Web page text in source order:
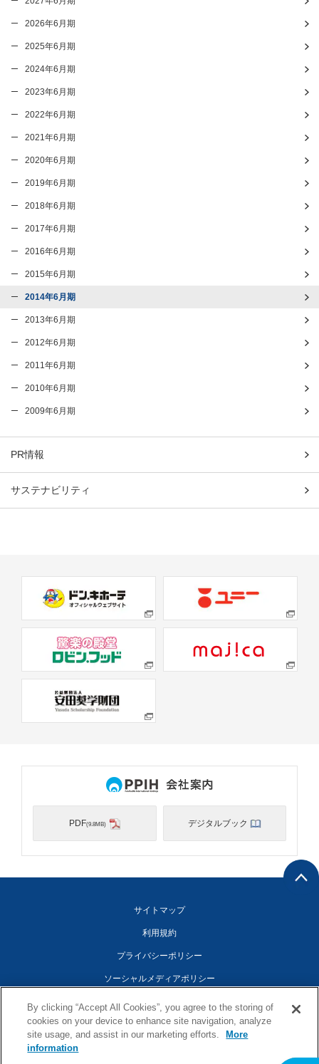
2026年6月期
2025年6月期
2024年6月期
2023年6月期
2022年6月期
2021年6月期
2020年6月期
2019年6月期
2018年6月期
2017年6月期
2016年6月期
2015年6月期
2014年6月期
2013年6月期
2012年6月期
2011年6月期
2010年6月期
2009年6月期
PR情報
サステナビリティ
PDF(9.8MB) デジタルブック
サイトマップ
利用規約
プライバシーポリシー
ソーシャルメディアポリシー
アクセシビリティ対応方針
Cookies Settings
By clicking “Accept All Cookies”, you agree to the storing of
cookies on your device to enhance site navigation, analyze
site usage, and assist in our marketing efforts.
More
information